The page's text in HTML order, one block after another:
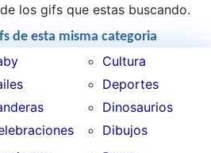
los gifs que estas buscando.
de esta misma categoria
Cultura
Deportes
Dinosaurios
Dibujos